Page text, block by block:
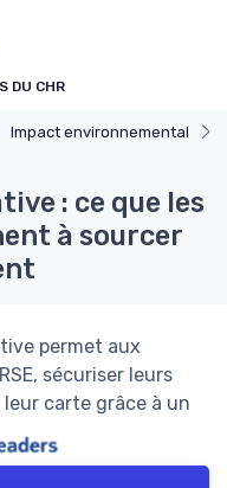
DU CHR
Impact environnemental
: ce que les
à sourcer
permet aux
sécuriser leurs
carte grâce à un